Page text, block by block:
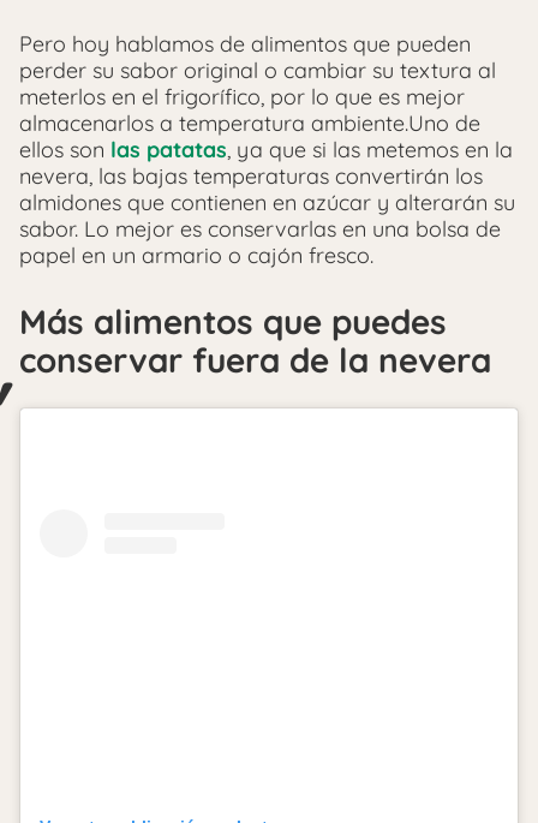
Pero hoy hablamos de alimentos que pueden
perder su sabor original o cambiar su textura al
meterlos en el frigorífico, por lo que es mejor
almacenarlos a temperatura ambiente.Uno de
ellos son las patatas, ya que si las metemos en la
nevera, las bajas temperaturas convertirán los
almidones que contienen en azúcar y alterarán su
sabor. Lo mejor es conservarlas en una bolsa de
papel en un armario o cajón fresco.
Más alimentos que puedes
conservar fuera de la nevera